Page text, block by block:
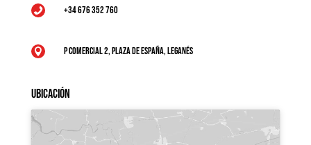
 +34 676 352 760
 P Comercial 2, Plaza de España, Leganés
Ubicación